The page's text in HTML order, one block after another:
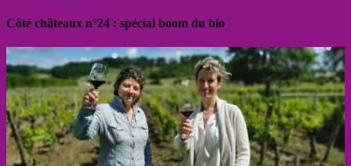
Côté châteaux n°24 : spécial boom du bio